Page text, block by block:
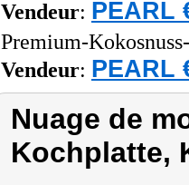
Vendeur: PEARL
Premium-
Vendeur: PEARL
Nuage de
Kochplatte,